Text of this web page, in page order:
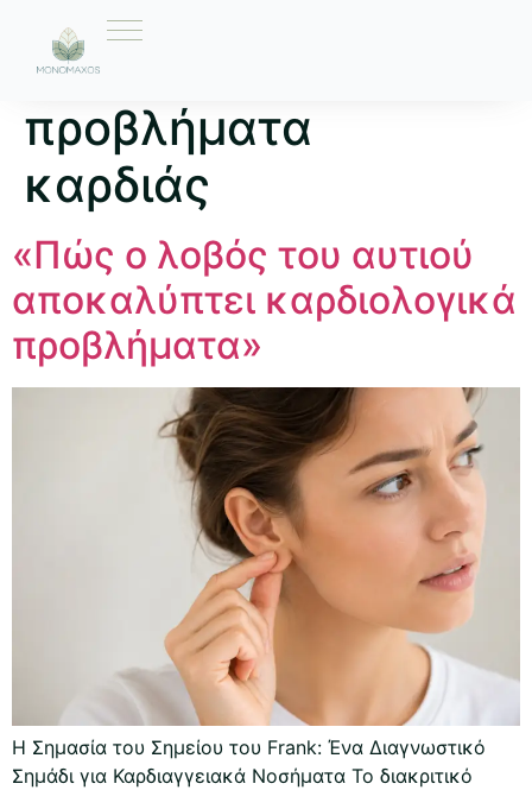
Ετικέτα:
προβλήματα
καρδιάς
«Πώς ο λοβός του αυτιού
αποκαλύπτει καρδιολογικά
προβλήματα»
Η Σημασία του Σημείου του Frank: Ένα Διαγνωστικό
Σημάδι για Καρδιαγγειακά Νοσήματα Το διακριτικό